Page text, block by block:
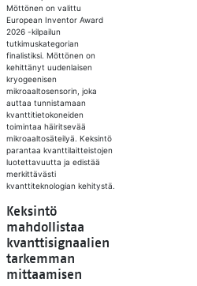
Möttönen on valittu
European Inventor Award
2026 -kilpailun
tutkimuskategorian
finalistiksi. Möttönen on
kehittänyt uudenlaisen
kryogeenisen
mikroaaltosensorin, joka
auttaa tunnistamaan
kvanttitietokoneiden
toimintaa häiritsevää
mikroaaltosäteilyä. Keksintö
parantaa kvanttilaitteistojen
luotettavuutta ja edistää
merkittävästi
kvanttiteknologian kehitystä.
Keksintö
mahdollistaa
kvanttisignaalien
tarkemman
mittaamisen